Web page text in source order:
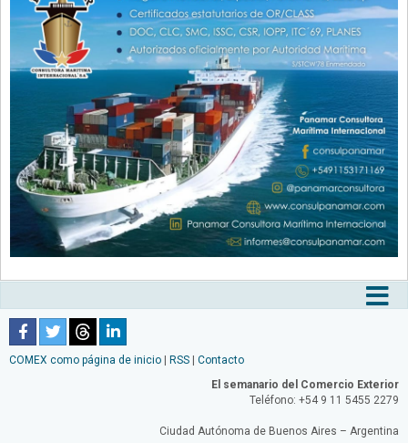
COMEX como página de inicio RSS
Contacto
El semanario del Comercio Exterior
Teléfono: +54 9 11 5455 2279
Ciudad Autónoma de Buenos Aires – Argentina